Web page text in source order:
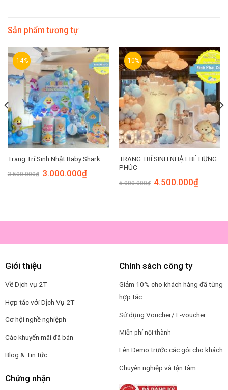
Sản phẩm tương tự
-14%
Trang Trí Sinh Nhật Baby Shark
3.500.000₫ Original
price
3.000.000₫Current
-10%
TRANG TRÍ SINH NHẬT BÉ HƯNG
PHÚC
5.000.000₫ Original
price
4.500.000₫Current
Giới thiệu
Về Dịch vụ 2T
Hợp tác với Dịch Vụ 2T
Cơ hội nghề nghiệph
Các khuyến mãi đã bán
Blog & Tin tức
Chứng nhận
Chính sách công ty
Giảm 10% cho khách hàng đã từng
hợp tác
Sử dụng Voucher/ E-voucher
Miễn phí nội thành
Lên Demo trước các gói cho khách
Chuyên nghiệp và tận tâm